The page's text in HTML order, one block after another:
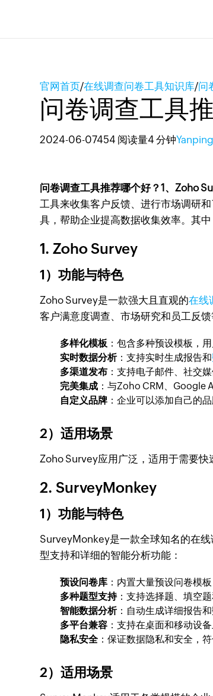
官网首页/在线调查问卷工具知识库/问
问卷调查工具
2024-06-07454 阅读量4 分钟
问卷调查工具推荐哪个好？1、Zoho
工具来收集客户反馈、进行市场调研
具，帮助企业提高数据收集效率。其
1. Zoho Survey
1）功能与特色
Zoho Survey是一款强大且直观的在线
客户满意度调查、市场研究和员工反
多样化模板 ：包含多种预设模板，
实时数据分析：支持实时生成报告和
多渠道发布 ：支持电子邮件、社交
完美集成 ：与Zoho CRM、Google
自定义品牌 ：企业可以添加自己的
2）适用场景
Zoho Survey应用广泛，适用于需要快
2. SurveyMonkey
1）功能与特色
SurveyMonkey是一款全球知名的在
型支持和详细的智能分析功能：
预设问卷库 ：内置大量预设问卷模
多种题型支持：支持选择题、填空
智能数据分析：自动生成详细报告
多平台兼容 ：支持在桌面和移动设
隐私安全 ：保证数据隐私和安全，
2）适用场景